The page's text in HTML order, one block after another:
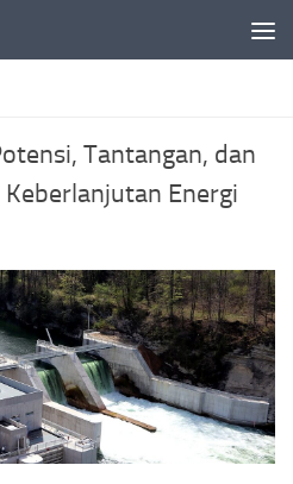
Tantangan, dan
Energi